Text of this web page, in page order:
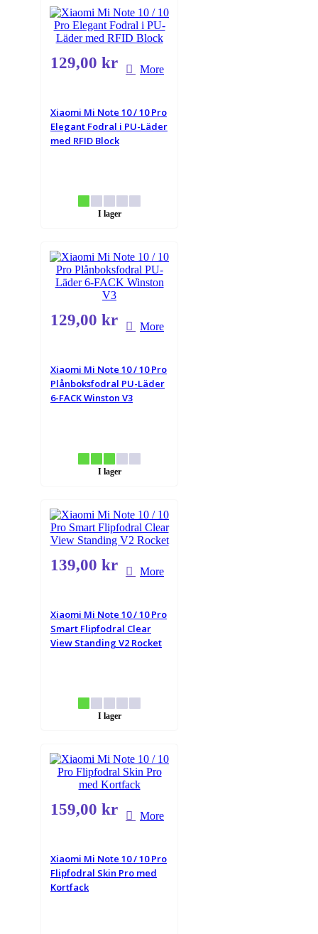
129,00 kr More
Xiaomi Mi Note 10 / 10 Pro
Elegant Fodral i PU-Läder
med RFID Block
I lager
129,00 kr More
Xiaomi Mi Note 10 / 10 Pro
Plånboksfodral PU-Läder
6-FACK Winston V3
I lager
139,00 kr More
Xiaomi Mi Note 10 / 10 Pro
Smart Flipfodral Clear
View Standing V2 Rocket
I lager
159,00 kr More
Xiaomi Mi Note 10 / 10 Pro
Flipfodral Skin Pro med
Kortfack